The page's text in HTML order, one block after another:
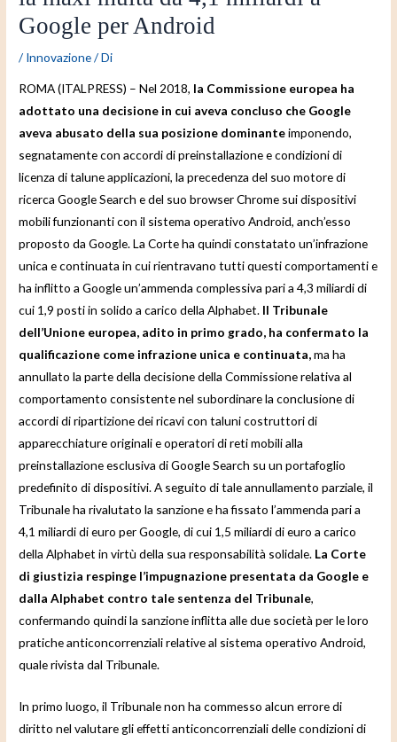
Google per Android
/ Innovazione/ Di
ROMA (ITALPRESS) – Nel 2018, la Commissione europea ha
adottato una decisione in cui aveva concluso che Google
aveva abusato della sua posizione dominanteimponendo,
segnatamente con accordi di preinstallazione e condizioni di
licenza di talune applicazioni, la precedenza del suo motore di
ricerca Google Search e del suo browser Chrome sui dispositivi
mobili funzionanti con il sistema operativo Android, anch’esso
proposto da Google. La Corte ha quindi constatato un’infrazione
unica e continuata in cui rientravano tutti questi comportamenti e
ha inflitto a Google un’ammenda complessiva pari a 4,3 miliardi di
cui 1,9 posti in solido a carico della Alphabet. Il Tribunale
dell’Unione europea, adito in primo grado, ha confermato la
qualificazione come infrazione unica e continuata,ma ha
annullato la parte della decisione della Commissione relativa al
comportamento consistente nel subordinare la conclusione di
accordi di ripartizione dei ricavi con taluni costruttori di
apparecchiature originali e operatori di reti mobili alla
preinstallazione esclusiva di Google Search su un portafoglio
predefinito di dispositivi. A seguito di tale annullamento parziale, il
Tribunale ha rivalutato la sanzione e ha fissato l’ammenda pari a
4,1 miliardi di euro per Google, di cui 1,5 miliardi di euro a carico
della Alphabet in virtù della sua responsabilità solidale. La Corte
di giustizia respinge l’impugnazione presentata da Google e
dalla Alphabet contro tale sentenza del Tribunale,
confermando quindi la sanzione inflitta alle due società per le loro
pratiche anticoncorrenziali relative al sistema operativo Android,
quale rivista dal Tribunale.
In primo luogo, il Tribunale non ha commesso alcun errore di
diritto nel valutare gli effetti anticoncorrenziali delle condizioni di